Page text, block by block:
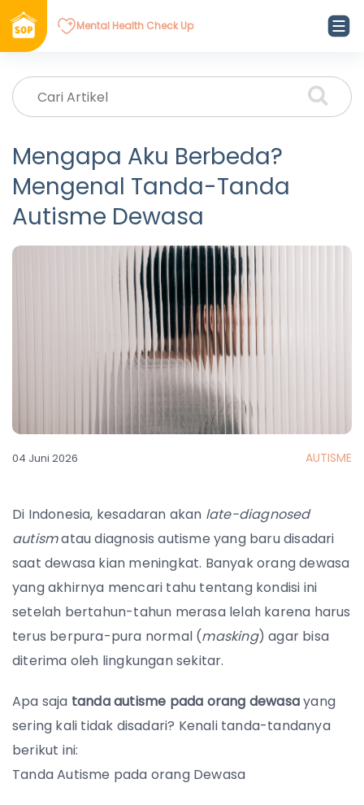
Mental Health Check Up
Mengapa Aku Berbeda?
Mengenal Tanda-Tanda
Autisme Dewasa
04 Juni 2026 AUTISME
Di Indonesia, kesadaran akan late-diagnosed
autismatau diagnosis autisme yang baru disadari
saat dewasa kian meningkat. Banyak orang dewasa
yang akhirnya mencari tahu tentang kondisi ini
setelah bertahun-tahun merasa lelah karena harus
terus berpura-pura normal (masking) agar bisa
diterima oleh lingkungan sekitar.
Apa saja tanda autisme pada orang dewasayang
sering kali tidak disadari? Kenali tanda-tandanya
berikut ini:
Tanda Autisme pada orang Dewasa